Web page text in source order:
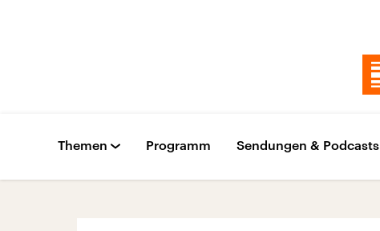
Themen Programm Sendungen & Podcasts